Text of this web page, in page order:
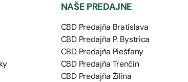
NAŠE PREDAJNE
CBD Predajňa Bratislava
CBD Predajňa P. Bystrica
CBD Predajňa Piešťany
CBD Predajňa Trenčín
CBD Predajňa Žilina